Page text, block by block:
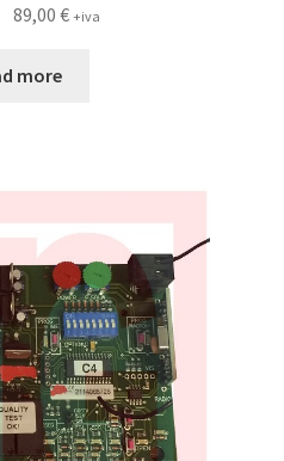
89,00€ +iva
more